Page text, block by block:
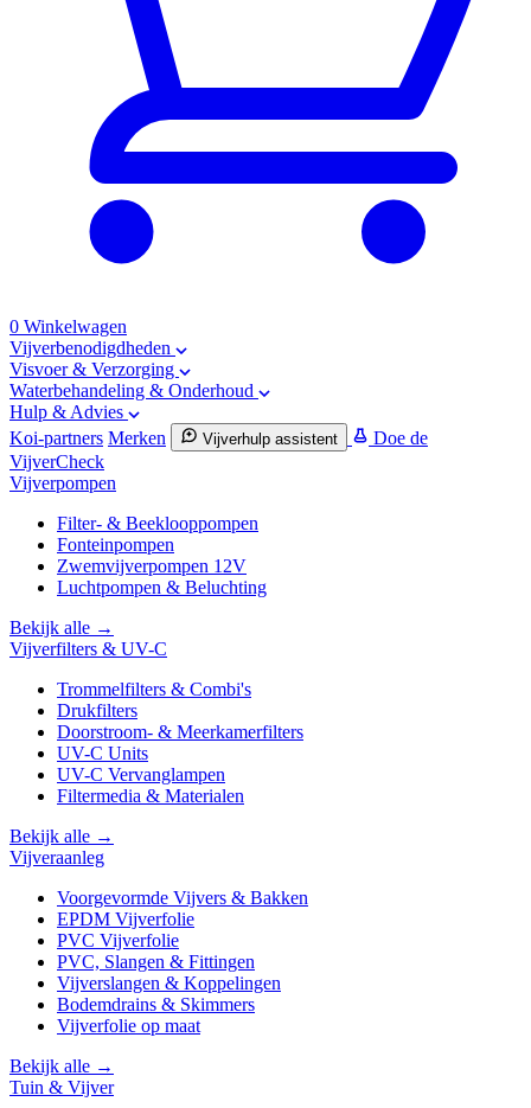
0 Winkelwagen
Vijverbenodigdheden
Visvoer & Verzorging
Waterbehandeling & Onderhoud
Hulp & Advies
Koi-partners Merken Vijverhulp assistent
Doe de
VijverCheck
Vijverpompen
Filter- & Beeklooppompen
Fonteinpompen
Zwemvijverpompen 12V
Luchtpompen & Beluchting
Bekijk alle →
Vijverfilters & UV-C
Trommelfilters & Combi's
Drukfilters
Doorstroom- & Meerkamerfilters
UV-C Units
UV-C Vervanglampen
Filtermedia & Materialen
Bekijk alle →
Vijveraanleg
Voorgevormde Vijvers & Bakken
EPDM Vijverfolie
PVC Vijverfolie
PVC, Slangen & Fittingen
Vijverslangen & Koppelingen
Bodemdrains & Skimmers
Vijverfolie op maat
Bekijk alle →
Tuin & Vijver